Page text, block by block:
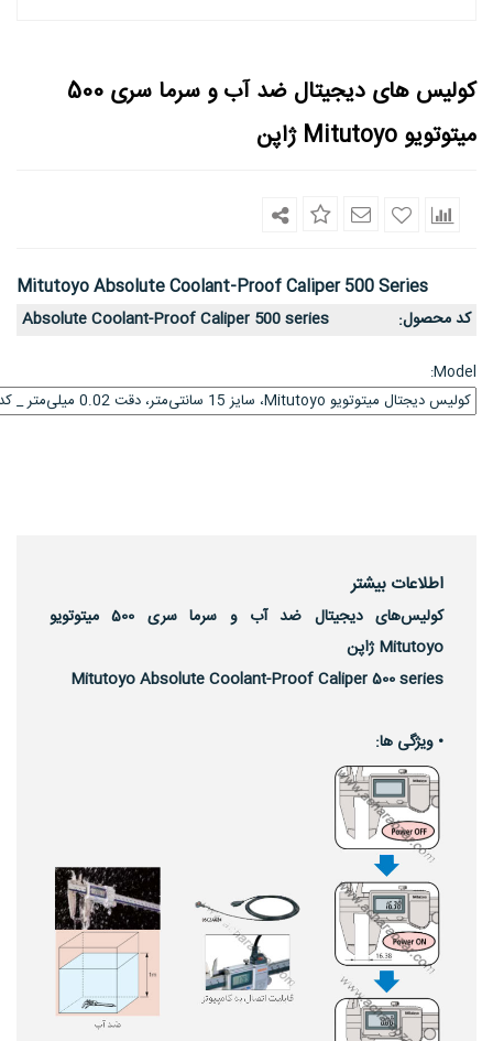
کولیس های دیجیتال ضد آب و سرما سری 500
میتوتویو Mitutoyo ژاپن
Mitutoyo Absolute Coolant-Proof Caliper 500 Series
کد محصول:
Absolute Coolant-Proof Caliper 500 series
Model:
اطلاعات بیشتر
کولیس‌های دیجیتال ضد آب و سرما سری 500 میتوتویو
Mitutoyo ژاپن
Mitutoyo Absolute Coolant-Proof Caliper 500 series
• ویژگی ها: